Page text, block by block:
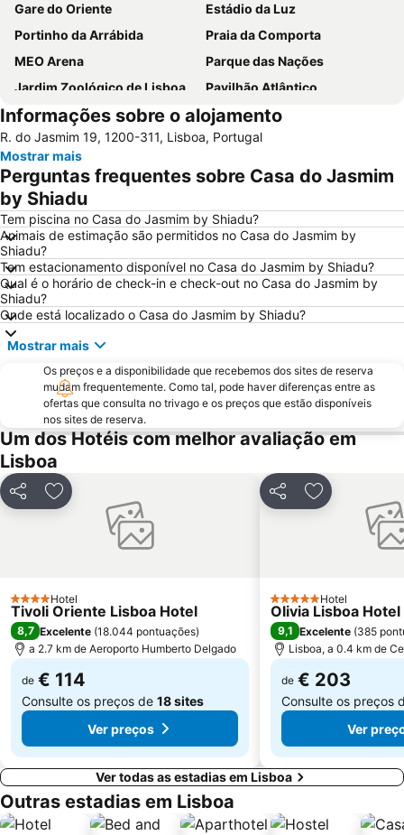
Gare do Oriente
Estádio da Luz
Portinho da Arrábida
Praia da Comporta
MEO Arena
Parque das Nações
Jardim Zoológico de Lisboa
Pavilhão Atlântico
Passeio Marítimo de Algés
Benfica
Baixa de Lisboa
Parque Eduardo VII
Praça de Touros de Campo Pequeno
Praia das Azenhas do Mar
Estação de Caminhos de Ferro de Sete Rios
Avenida da Liberdade
da Figueirinha
Marquês de Pombal
Estádio do Restelo
Praia das Maçãs
Fonte da Telha
Praia Tróia Mar
Parque Natural da Arrabida
Campo Grande
Lagoa de Albufeira
Tróia Beach
Alcântara
Oceanário de Lisboa
Praia da Caparica
Chiado
Fundaçao Champalimaud
Alvalade
Praça do Rossio
Gare do Oriente
Centro Comercial Vasco da Gama
Centro Colombo
Estádio José Alvalade
Wonderland Lisboa
Praça do Comércio
Informações sobre o alojamento
R. do Jasmim 19, 1200-311, Lisboa, Portugal
Mostrar mais
Perguntas frequentes sobre Casa do Jasmim
by Shiadu
Tem piscina no Casa do Jasmim by Shiadu?
Animais de estimação são permitidos no Casa do Jasmim by
Shiadu?
Tem estacionamento disponível no Casa do Jasmim by Shiadu?
Qual é o horário de check-in e check-out no Casa do Jasmim by
Shiadu?
Onde está localizado o Casa do Jasmim by Shiadu?
Mostrar mais
Os preços e a disponibilidade que recebemos dos sites de reserva
mudam frequentemente. Como tal, pode haver diferenças entre as
ofertas que consulta no trivago e os preços que estão disponíveis
nos sites de reserva.
Um dos Hotéis com melhor avaliação em
Lisboa
PartilharAdicionar aos favoritos
4 Estrelas
Hotel
Tivoli Oriente Lisboa Hotel
8,7 Excelente (18.044 pontuações)
a 2.7 km de Aeroporto Humberto Delgado
de € 114
Consulte os preços de 18 sites
Ver preços
PartilharAdicionar
5 EstrelasHotel
Olivia Lisboa
9,1 Excelente (385
Lisboa, a 0.4 km de
de € 203
Consulte os preços
Ver
Ver todas as estadias em Lisboa
Outras estadias em Lisboa